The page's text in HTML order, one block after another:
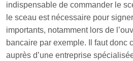
indispensable de commander le
le sceau est nécessaire pour
importants, notamment lors de
bancaire par exemple. Il faut donc
auprès d’une entreprise